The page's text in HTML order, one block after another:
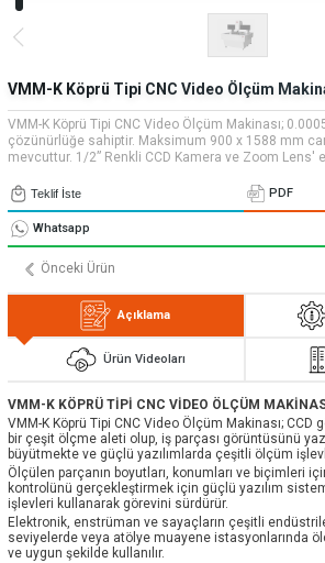
» Uygulamalar
» CNC Yedek Parça
» Makina Aydınlatma
VMM-K Köprü Tipi CNC Video Ölçüm
VMM-K Köprü Tipi CNC Video Ölçüm Makinası;
çözünürlüğe sahiptir. Maksimum 900 x 1588 mm
mevcuttur. 1/2” Renkli CCD Kamera ve Zoom Lens'
Teklif İste PDF
Whatsapp
Önceki Ürün
Açıklama
Ürün Videoları
VMM-K KÖPRÜ TİPİ CNC VİDEO ÖLÇÜM
VMM-K Köprü Tipi CNC Video Ölçüm Makinası; CCD
bir çeşit ölçme aleti olup, iş parçası görüntüsünü
büyütmekte ve güçlü yazılımlarda çeşitli ölçüm
Ölçülen parçanın boyutları, konumları ve biçimleri
kontrolünü gerçekleştirmek için güçlü yazılım
işlevleri kullanarak görevini sürdürür.
Elektronik, enstrüman ve sayaçların çeşitli
seviyelerde veya atölye muayene istasyonlarında
ve uygun şekilde kullanılır.